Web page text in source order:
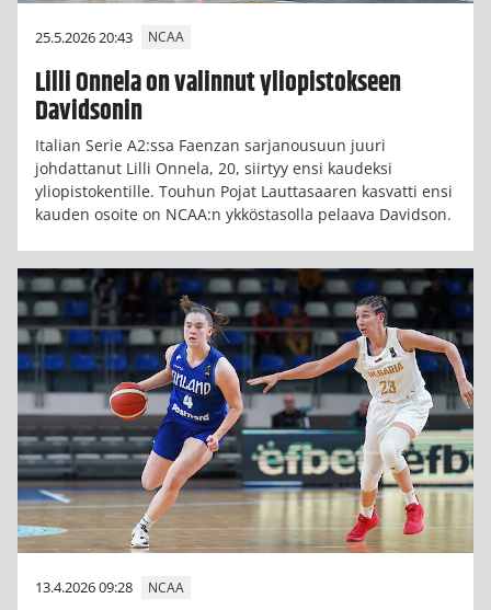
25.5.2026 20:43 NCAA
Lilli Onnela on valinnut yliopistokseen
Davidsonin
Italian Serie A2:ssa Faenzan sarjanousuun juuri
johdattanut Lilli Onnela, 20, siirtyy ensi kaudeksi
yliopistokentille. Touhun Pojat Lauttasaaren kasvatti ensi
kauden osoite on NCAA:n ykköstasolla pelaava Davidson.
13.4.2026 09:28 NCAA